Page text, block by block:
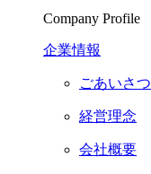
Company Profile
企業情報
ごあいさつ
経営理念
会社概要